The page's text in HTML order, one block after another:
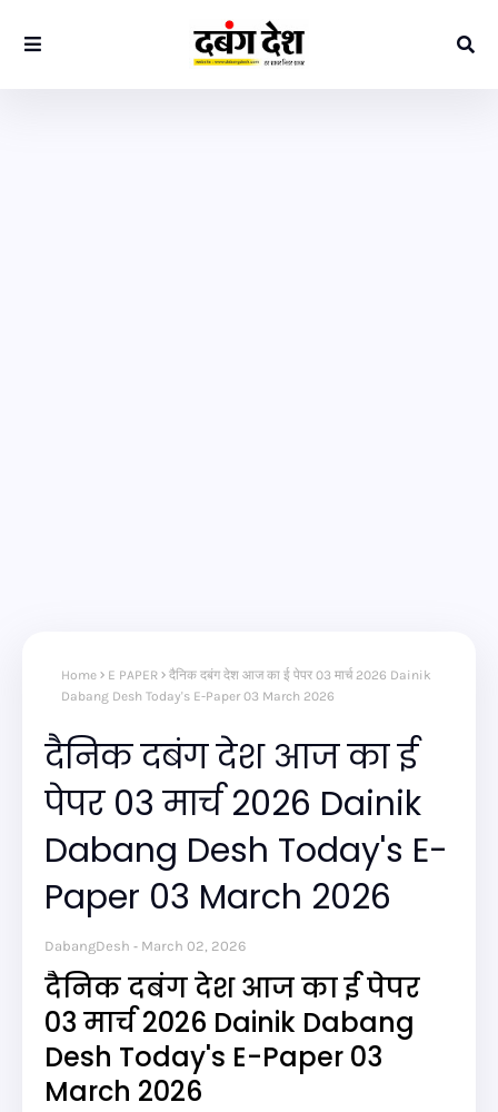
Home E PAPER
दैनिक दबंग देश आज का ई पेपर 03 मार्च 2026 Dainik
Dabang Desh Today's E-Paper 03 March 2026
दैनिक दबंग देश आज का ई
पेपर 03 मार्च 2026 Dainik
Dabang Desh Today's E-
Paper 03 March 2026
DabangDesh March 02, 2026
दैनिक दबंग देश आज का ई पेपर
03 मार्च 2026 Dainik Dabang
Desh Today's E-Paper 03
March 2026